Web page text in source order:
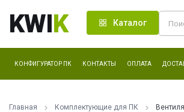
KWIK Каталог
КОНФИГУРАТОР ПК КОНТАКТЫ ОПЛАТА
Главная Комплектующие для ПК